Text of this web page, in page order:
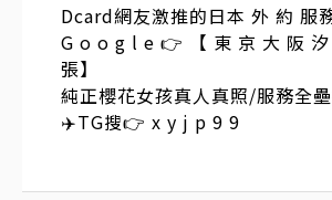
Dcard網友激推的日本 外 約 服
G o o g l e 👉 【 東 京 大 阪 汐
張】
純正櫻花女孩真人真照/服務全
✈️TG搜👉 x y j p 9 9